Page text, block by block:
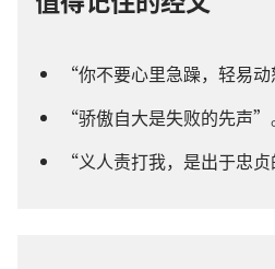
“你不要心里急躁，轻
“骄傲自大是失败的先
“义人责打我，是出于